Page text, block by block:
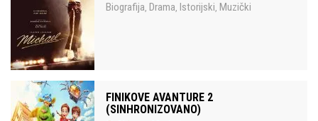
Biografija, Drama, Istorijski, Muzički
FINIKOVE AVANTURE 2
(SINHRONIZOVANO)